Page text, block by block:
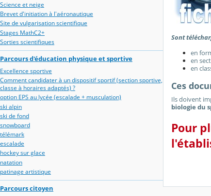
Science et neige
Brevet d'initiation à l'aéronautique
Site de vulgarisation scientifique
Stages MathC2+
Sorties scientifiques
Parcours d'éducation physique et sportive
Excellence sportive
Comment candidater à un dispositif sportif (section sportive,
classe à horaires adaptés) ?
option EPS au lycée (escalade + musculation)
ski alpin
ski de fond
snowboard
télémark
escalade
hockey sur glace
natation
patinage artistique
Parcours citoyen
Sont
en
en
en
Ces
Ils doivent
biologie du
Pour